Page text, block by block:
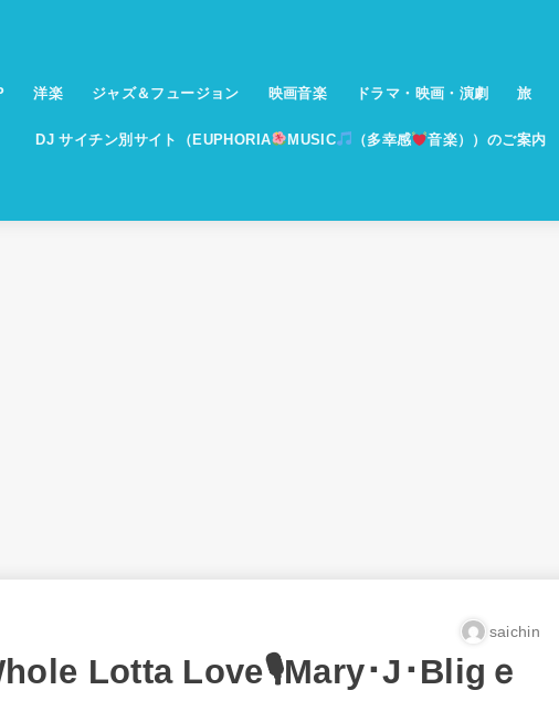
洋楽 ジャズ＆フュージョン 映画音楽 ドラマ・映画・演劇 旅
DJ サイチン別サイト（EUPHORIA MUSIC （多幸感 音楽））のご案内
saichin
Lotta Love🎙Mary･J･Bligｅ